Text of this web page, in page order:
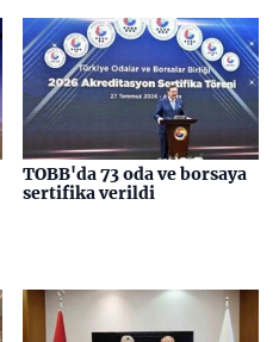
TOBB'da 73 oda ve borsaya
sertifika verildi